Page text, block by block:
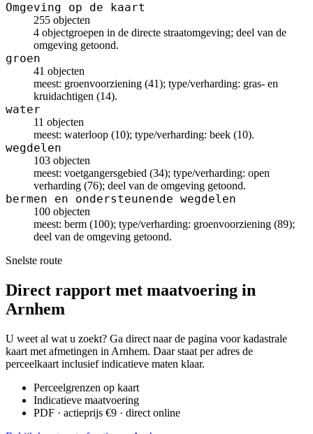
Omgeving op de kaart
255 objecten
4 objectgroepen in de directe straatomgeving; deel van de
omgeving getoond.
groen
41 objecten
meest: groenvoorziening (41); type/verharding: gras- en
kruidachtigen (14).
water
11 objecten
meest: waterloop (10); type/verharding: beek (10).
wegdelen
103 objecten
meest: voetgangersgebied (34); type/verharding: open
verharding (76); deel van de omgeving getoond.
bermen en ondersteunende wegdelen
100 objecten
meest: berm (100); type/verharding: groenvoorziening (89);
deel van de omgeving getoond.
Snelste route
Direct rapport met maatvoering in
Arnhem
U weet al wat u zoekt? Ga direct naar de pagina voor kadastrale
kaart met afmetingen in Arnhem. Daar staat per adres de
perceelkaart inclusief indicatieve maten klaar.
Perceelgrenzen op kaart
Indicatieve maatvoering
PDF · actieprijs €9 · direct online